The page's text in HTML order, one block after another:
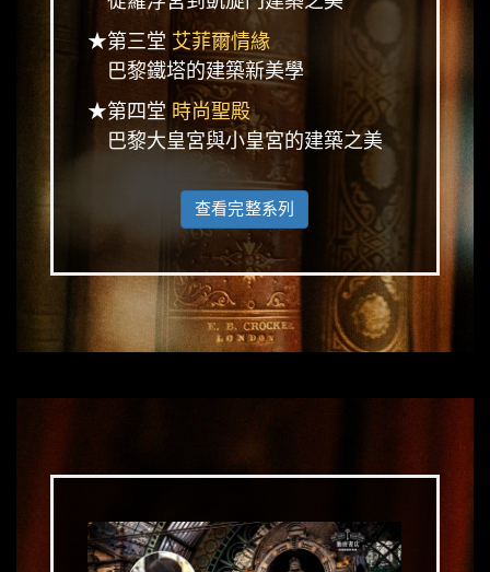
★第三堂 艾菲爾情緣
巴黎鐵塔的建築新美學
★第四堂 時尚聖殿
巴黎大皇宮與小皇宮的建築之美
查看完整系列